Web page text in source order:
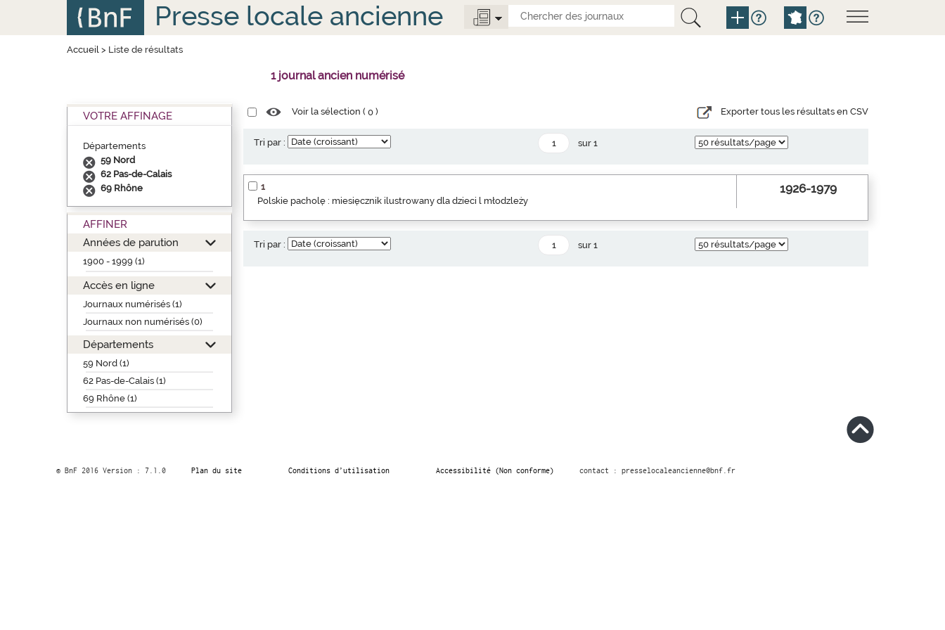
Presse locale ancienne
Accueil> Liste de résultats
1 journal ancien numérisé
VOTRE AFFINAGE
Départements
59 Nord
62 Pas-de-Calais
69 Rhône
AFFINER
Années de parution
1900 - 1999 (1)
Accès en ligne
Journaux numérisés (1)
Journaux non numérisés (0)
Départements
59 Nord (1)
62 Pas-de-Calais (1)
69 Rhône (1)
Voir la sélection (0 ) Exporter tous les résultats en CSV
Tri par : sur 1
1
Polskie pacholę : miesięcznik ilustrowany dla dzieci l młodzleży
1926-1979
Tri par : sur 1
© BnF 2016 Version : 7.1.0 Plan du site Conditions d’utilisation Accessibilité (Non conforme) contact : presselocaleancienne@bnf.fr
Panneau de gestion des cookies